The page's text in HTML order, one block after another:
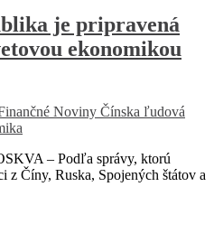
je pripravená
ekonomikou
Noviny Čínska ľudová
– Podľa správy, ktorú
z Číny, Ruska, Spojených štátov a